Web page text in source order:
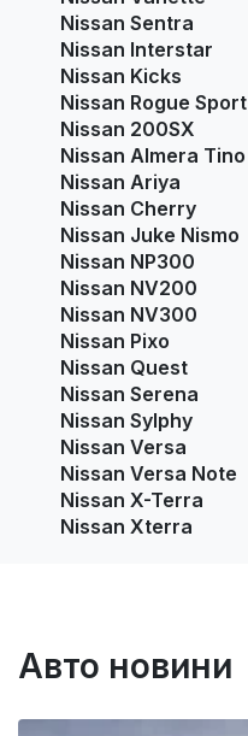
Nissan Sentra
Nissan Interstar
Nissan Kicks
Nissan Rogue Sport
Nissan 200SX
Nissan Almera Tino
Nissan Ariya
Nissan Cherry
Nissan Juke Nismo
Nissan NP300
Nissan NV200
Nissan NV300
Nissan Pixo
Nissan Quest
Nissan Serena
Nissan Sylphy
Nissan Versa
Nissan Versa Note
Nissan X-Terra
Nissan Xterra
Авто новини